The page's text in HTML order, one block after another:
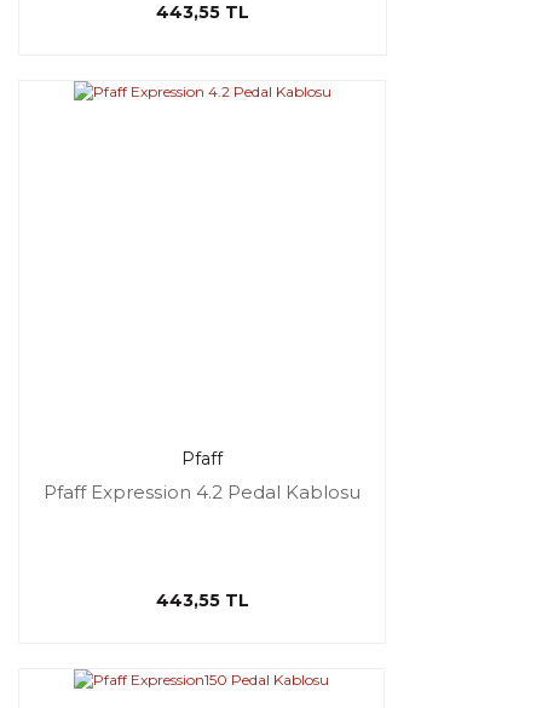
443,55 TL
Pfaff
Pfaff Expression 4.2 Pedal Kablosu
443,55 TL